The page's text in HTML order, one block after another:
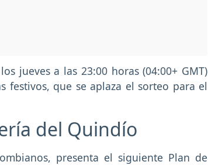
jueves a las 23:00 horas (04:00+ GMT)
festivos, que se aplaza el sorteo para el
del Quindío
presenta el siguiente Plan de